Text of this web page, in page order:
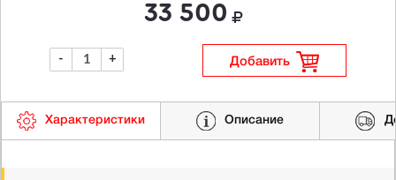
33 500
- + Добавить
Характеристики Описание